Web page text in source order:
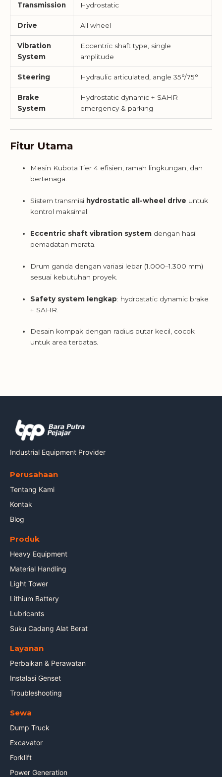
Transmission Hydrostatic
Drive All wheel
Vibration
System
Eccentric shaft type, single
amplitude
Steering Hydraulic articulated, angle 35°/75°
Brake
System
Hydrostatic dynamic + SAHR
emergency & parking
Fitur Utama
Mesin Kubota Tier 4 efisien, ramah lingkungan, dan
bertenaga.
Sistem transmisi hydrostatic all-wheel drive untuk
kontrol maksimal.
Eccentric shaft vibration system dengan hasil
pemadatan merata.
Drum ganda dengan variasi lebar (1.000–1.300 mm)
sesuai kebutuhan proyek.
Safety system lengkap: hydrostatic dynamic brake
+ SAHR.
Desain kompak dengan radius putar kecil, cocok
untuk area terbatas.
Industrial Equipment Provider
Perusahaan
Tentang Kami
Kontak
Blog
Produk
Heavy Equipment
Material Handling
Light Tower
Lithium Battery
Lubricants
Suku Cadang Alat Berat
Layanan
Perbaikan & Perawatan
Instalasi Genset
Troubleshooting
Sewa
Dump Truck
Excavator
Forklift
Power Generation